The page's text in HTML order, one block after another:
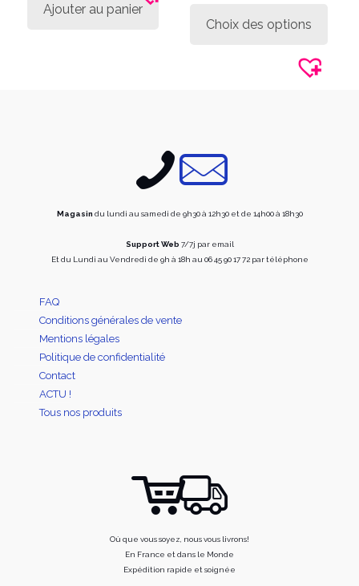
Ajouter au panier
Choix des options
Magasin du lundi au samedi de 9h30 à 12h30 et de 14h00 à 18h30
Support Web 7/7j par email
Et du Lundi au Vendredi de 9h à 18h au 06 45 90 17 72 par téléphone
FAQ
Conditions générales de vente
Mentions légales
Politique de confidentialité
Contact
ACTU !
Tous nos produits
Où que vous soyez, nous vous livrons!
En France et dans le Monde
Expédition rapide et soignée